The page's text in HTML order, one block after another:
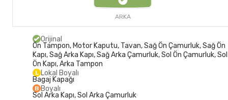
ARKA
Orijinal
Ön Tampon, Motor Kaputu, Tavan, Sağ Ön Çamurluk, Sağ Ön
Kapı, Sağ Arka Kapı, Sağ Arka Çamurluk, Sol Ön Çamurluk, Sol
Ön Kapı, Arka Tampon
L Lokal Boyalı
Bagaj Kapağı
B Boyalı
Sol Arka Kapı, Sol Arka Çamurluk